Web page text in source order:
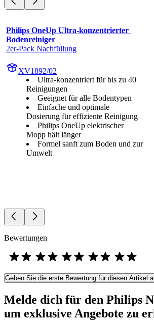
Philips OneUp Ultra-konzentrierter
Bodenreiniger
2er-Pack Nachfüllung
XV1892/02
Ultra-konzentriert für bis zu 40
Reinigungen
Geeignet für alle Bodentypen
Einfache und optimale
Dosierung für effiziente Reinigung
Philips OneUp elektrischer
Mopp hält länger
Formel sanft zum Boden und zur
Umwelt
Bewertungen
Geben Sie die erste Bewertung für diesen Artikel
Melde dich für den Philips
um exklusive Angebote zu